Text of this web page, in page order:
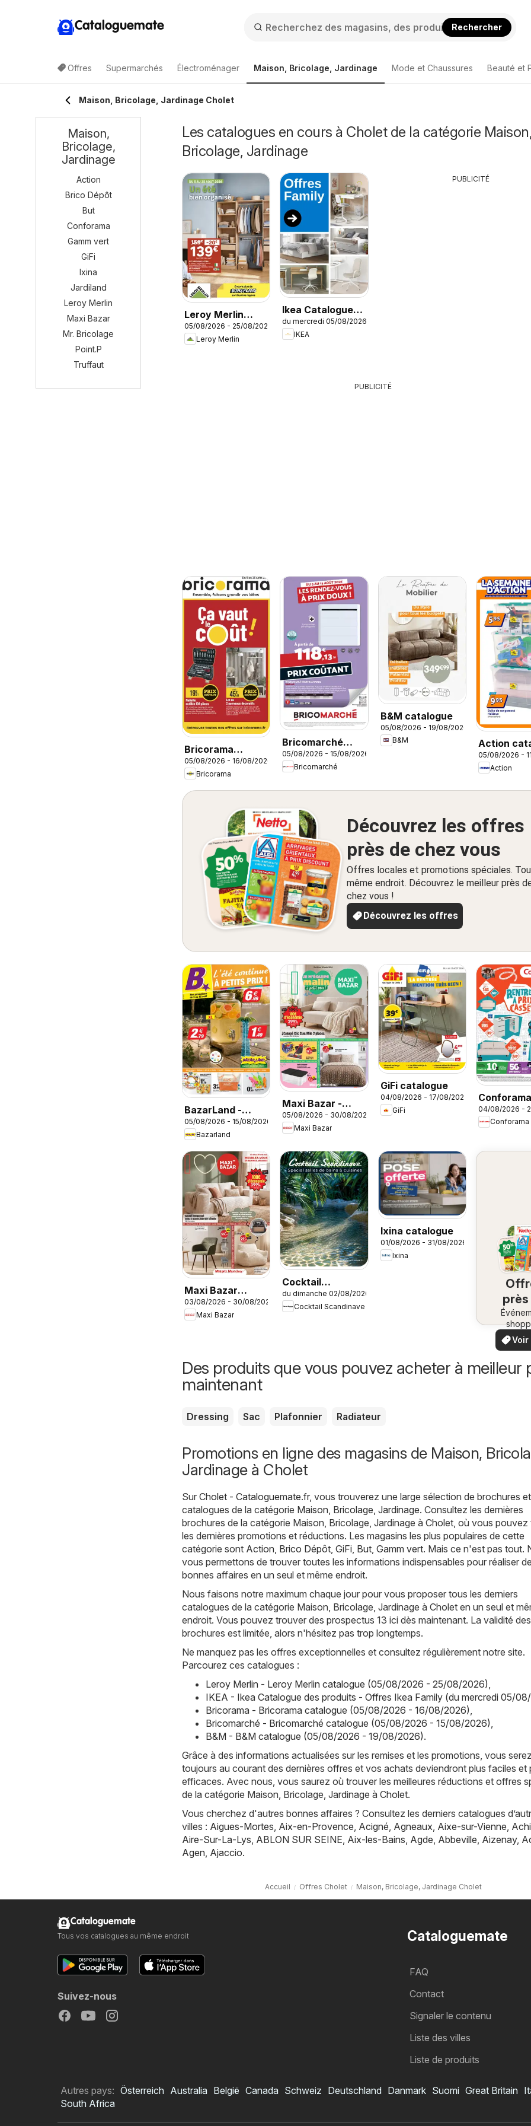
Cataloguemate Rechercher
Offres Supermarchés Électroménager Maison, Bricolage, Jardinage Mode et Chaussures Beauté et
Maison, Bricolage, Jardinage Cholet
Les catalogues en cours à Cholet de la catégorie
Bricolage, Jardinage
Leroy Merlin
catalogue
05/08/2026 - 25/08/2026
Leroy Merlin
Ikea Catalogue
des produits -
Offres Ikea
du mercredi 05/08/2026
IKEA
PUBLICITÉ
PUBLICITÉ
Bricorama
catalogue
05/08/2026 - 16/08/2026
Bricorama
Bricomarché
catalogue
05/08/2026 - 15/08/2026
Bricomarché
B&M catalogue
05/08/2026 - 19/08/2026
B&M
Action
05/08/2026 -
Action
Découvrez les offres
près de chez vous
Offres locales et promotions spéciales.
même endroit. Découvrez le meilleur près
chez vous !
Découvrez les offres
BazarLand -
L'été continue à
petits prix
05/08/2026 - 15/08/2026
Bazarland
Maxi Bazar -
Brochure
05/08/2026 - 30/08/2026
Maxi Bazar
GiFi catalogue
04/08/2026 - 17/08/2026
GiFi
Conforama
Rentrée à
cassés
04/08/2026 -
Conforama
Maxi Bazar
catalogue
03/08/2026 - 30/08/2026
Maxi Bazar
Cocktail
Scandinave
catalogue
du dimanche 02/08/2026
Cocktail Scandinave
Ixina catalogue
01/08/2026 - 31/08/2026
Ixina
près
locaux
Voir
Des produits que vous pouvez acheter à meilleur
maintenant
Dressing Sac Plafonnier Radiateur
Promotions en ligne des magasins de Maison,
Jardinage à Cholet
Sur Cholet - Cataloguemate.fr, vous trouverez une large sélection de brochures et
catalogues de la catégorie Maison, Bricolage, Jardinage. Consultez les dernières
brochures de la catégorie Maison, Bricolage, Jardinage à Cholet, où vous
les dernières promotions et réductions. Les magasins les plus populaires de cette
catégorie sont Action, Brico Dépôt, GiFi, But, Gamm vert. Mais ce n'est pas tout.
vous permettons de trouver toutes les informations indispensables pour réaliser de
bonnes affaires en un seul et même endroit.
Nous faisons notre maximum chaque jour pour vous proposer tous les derniers
catalogues de la catégorie Maison, Bricolage, Jardinage à Cholet en un seul et
endroit. Vous pouvez trouver des prospectus 13 ici dès maintenant. La validité des
brochures est limitée, alors n'hésitez pas trop longtemps.
Ne manquez pas les offres exceptionnelles et consultez régulièrement notre site.
Parcourez ces catalogues :
Leroy Merlin - Leroy Merlin catalogue (05/08/2026 - 25/08/2026),
IKEA - Ikea Catalogue des produits - Offres Ikea Family (du mercredi 05/
Bricorama - Bricorama catalogue (05/08/2026 - 16/08/2026),
Bricomarché - Bricomarché catalogue (05/08/2026 - 15/08/2026),
B&M - B&M catalogue (05/08/2026 - 19/08/2026).
Grâce à des informations actualisées sur les remises et les promotions, vous serez
toujours au courant des dernières offres et vos achats deviendront plus faciles et
efficaces. Avec nous, vous saurez où trouver les meilleures réductions et offres
de la catégorie Maison, Bricolage, Jardinage à Cholet.
Vous cherchez d'autres bonnes affaires ? Consultez les derniers catalogues
villes : Aigues-Mortes, Aix-en-Provence, Acigné, Agneaux, Aixe-sur-Vienne,
Aire-Sur-La-Lys, ABLON SUR SEINE, Aix-les-Bains, Agde, Abbeville, Aizenay,
Agen, Ajaccio.
Accueil Offres Cholet Maison, Bricolage, Jardinage Cholet
Maison,
Bricolage,
Jardinage
Action
Brico Dépôt
But
Conforama
Gamm vert
GiFi
Ixina
Jardiland
Leroy Merlin
Maxi Bazar
Mr. Bricolage
Point.P
Truffaut
Cataloguemate
FAQ
Contact
Signaler le contenu
Liste des villes
Liste de produits
Cataloguemate
Tous vos catalogues au même endroit
Suivez-nous
Autres pays: Österreich Australia België Canada Schweiz Deutschland Danmark Suomi Great Britain
South Africa